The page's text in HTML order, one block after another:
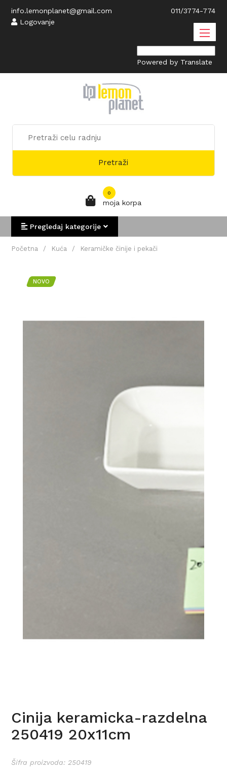
info.lemonplanet@gmail.com
011/3774-774
Logovanje
Powered by Translate
Pretraži
0
moja korpa
Pregledaj kategorije
Početna / Kuća / Keramičke činije i pekači
NOVO
Cinija keramicka-razdelna
250419 20x11cm
Šifra proizvoda: 250419